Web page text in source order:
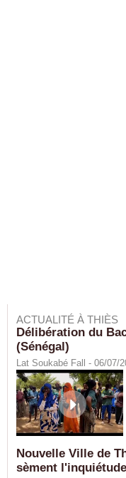
ACTUALITÉ À THIÈS
Délibération du
(Sénégal)
Lat Soukabé Fall - 06/07/
Nouvelle Ville de
sèment l'inquiétude